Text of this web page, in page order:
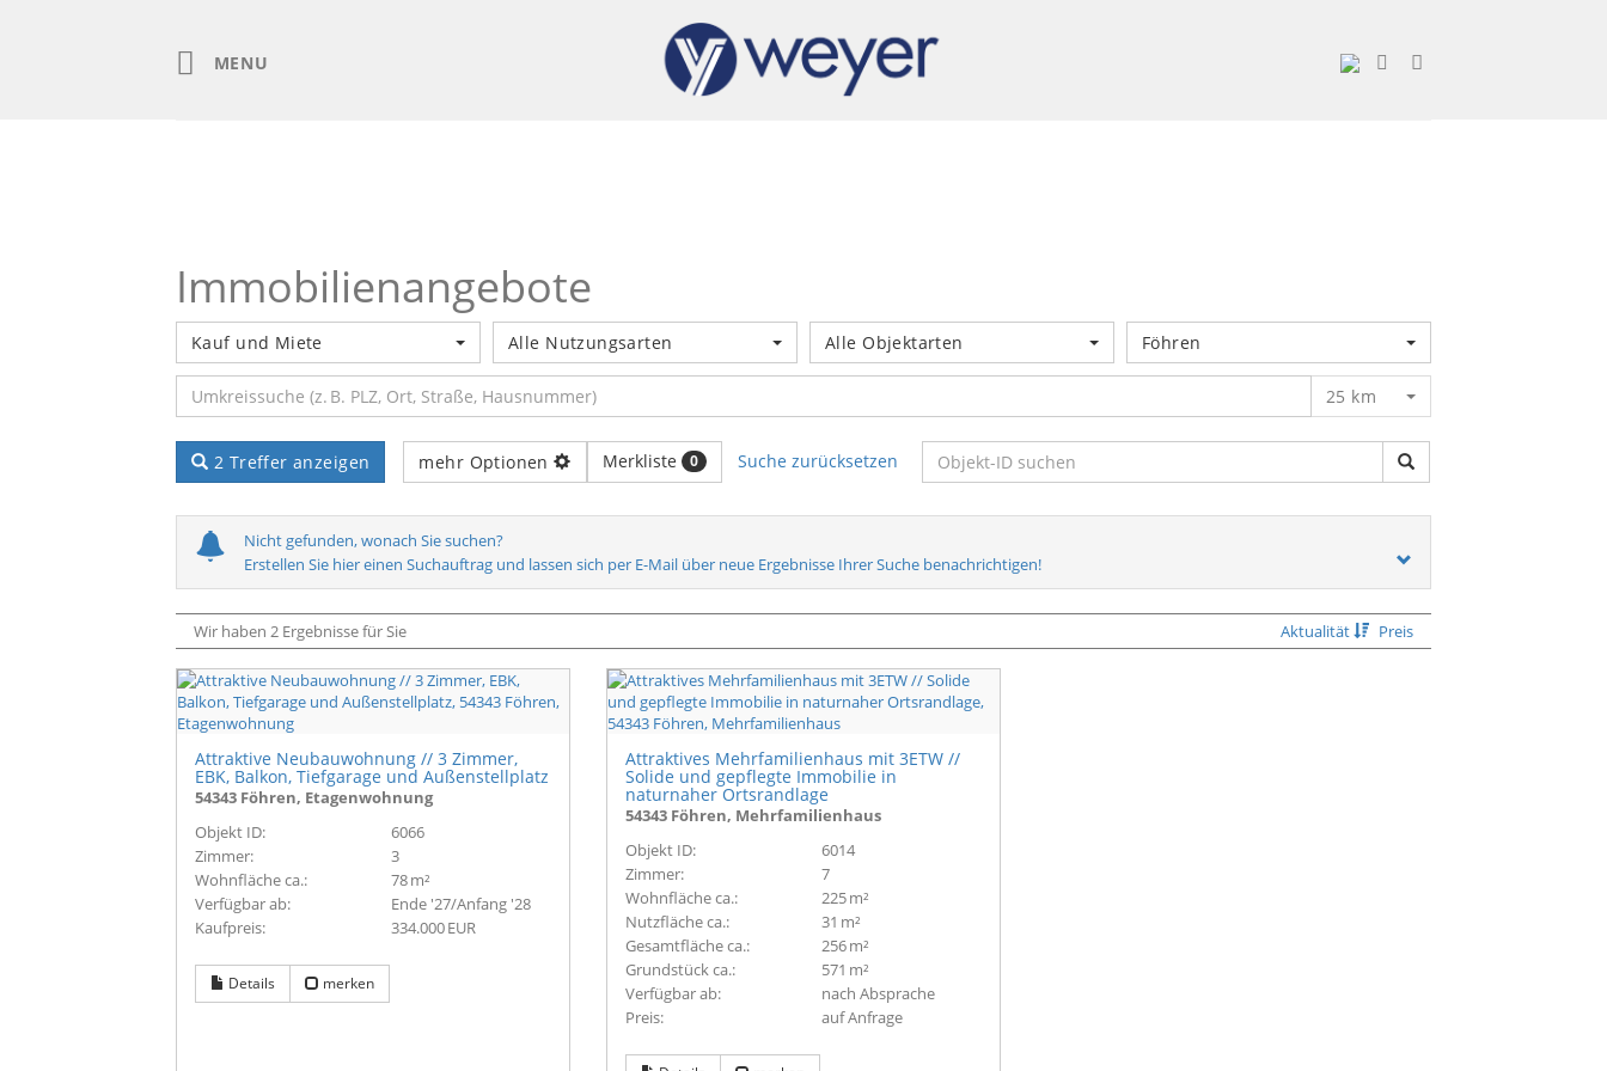
MENU
Immobilienangebote
Kauf und Miete Alle Nutzungsarten Alle Objektarten Föhren
25 km
2 Treffer anzeigen mehr Optionen Merkliste 0 Suche zurücksetzen
Nicht gefunden, wonach Sie suchen?
Erstellen Sie hier einen Suchauftrag und lassen sich per E-Mail über neue Ergebnisse Ihrer Suche benachrichtigen!
Wir haben 2 Ergebnisse für Sie Aktualität Preis
Attraktive Neubauwohnung // 3 Zimmer,
EBK, Balkon, Tiefgarage und Außenstellplatz
54343 Föhren, Etagenwohnung
Objekt ID:
6066
Zimmer:
3
Wohnfläche ca.:
78 m²
Verfügbar ab:
Ende '27/Anfang '28
Kaufpreis:
334.000 EUR
Details merken
Attraktives Mehrfamilienhaus mit 3ETW //
Solide und gepflegte Immobilie in
naturnaher Ortsrandlage
54343 Föhren, Mehrfamilienhaus
Objekt ID:
6014
Zimmer:
7
Wohnfläche ca.:
225 m²
Nutzfläche ca.:
31 m²
Gesamtfläche ca.:
256 m²
Grund­stück ca.:
571 m²
Verfügbar ab:
nach Absprache
Preis:
auf Anfrage